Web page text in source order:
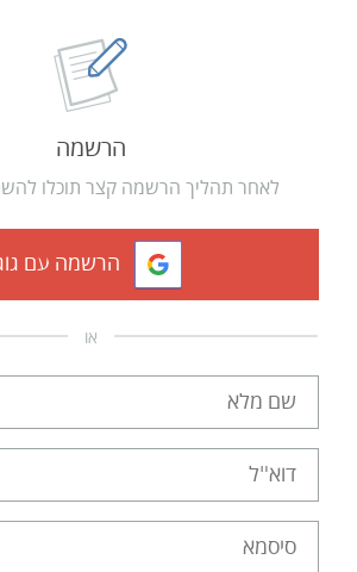
הרשמה
לאחר תהליך הרשמה קצר תוכלו
הרשמה עם
או